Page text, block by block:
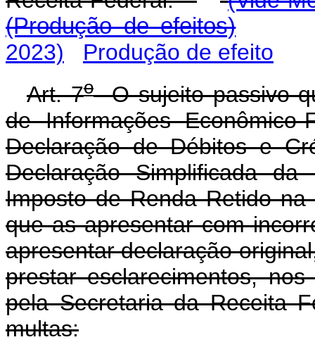
(Produção de efeitos)
2023)
Produção de efeito
Art. 7oO sujeito passivo
de Informações
Declaração de Débitos e
Declaração Simplificada
Imposto de Renda Retido
que as apresentar com
apresentar declaração
prestar esclarecimentos,
pela Secretaria da Receita
multas: